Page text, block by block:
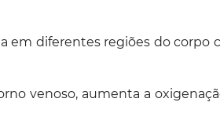
em diferentes regiões do corpo
venoso, aumenta a